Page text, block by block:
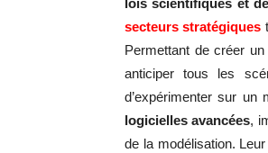
secteurs stratégiques
Permettant de créer
anticiper tous les
d’expérimenter sur un
logicielles avancées,
de la modélisation.